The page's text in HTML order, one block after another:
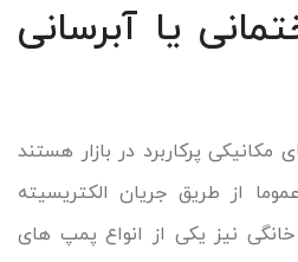
یا آبرسانی
پرکاربرد در بازار هستند
از طریق جریان الکتریسیته
نیز یکی از انواع پمپ های